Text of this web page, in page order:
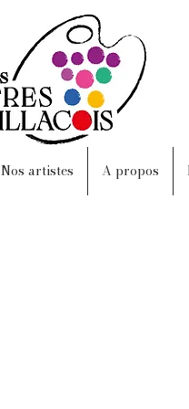
Nos artistes A propos